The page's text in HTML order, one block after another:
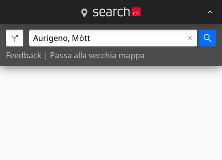
Feedback | Passa alla vecchia mappa